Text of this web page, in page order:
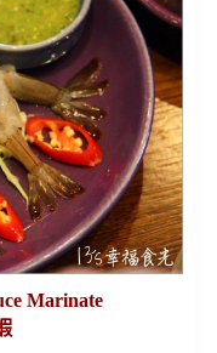
Marinate